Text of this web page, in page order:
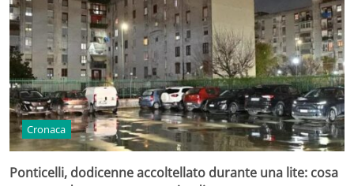
Cronaca
Ponticelli, dodicenne accoltellato durante una lite: cosa